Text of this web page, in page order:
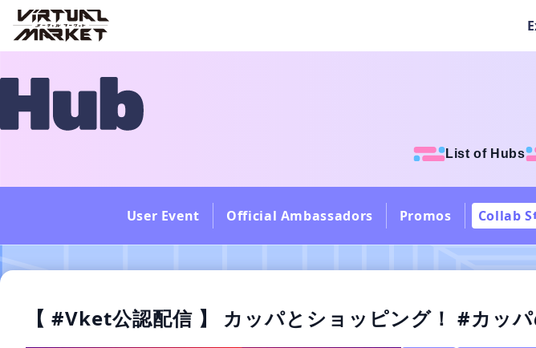
List of Hubs
User Event Official Ambassadors Promos Collab
【 #Vket公認配信 】 カッパとショッピング！ #カッ